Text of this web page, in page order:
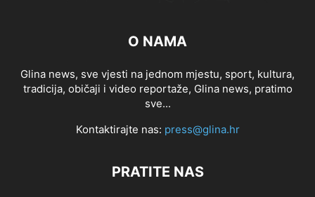
O NAMA
Glina news, sve vjesti na jednom mjestu, sport, kultura,
tradicija, običaji i video reportaže, Glina news, pratimo
sve...
Kontaktirajte nas: press@glina.hr
PRATITE NAS